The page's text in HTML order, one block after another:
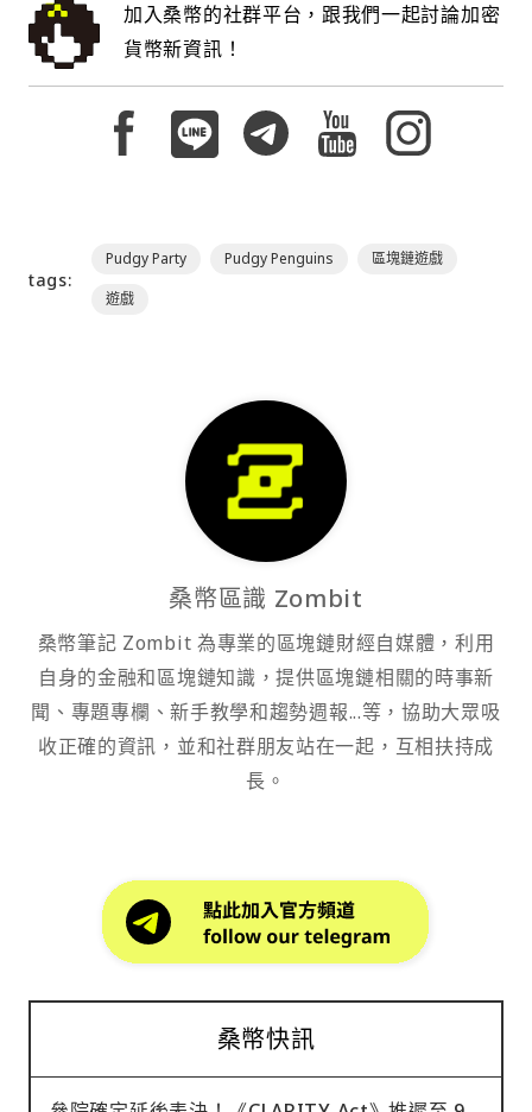
加入桑幣的社群平台，跟我們一起討論加密
貨幣新資訊！
tags:
Pudgy Party Pudgy Penguins
區塊鏈遊戲
遊戲
桑幣區識 Zombit
桑幣筆記 Zombit 為專業的區塊鏈財經自媒體，利用
自身的金融和區塊鏈知識，提供區塊鏈相關的時事新
聞、專題專欄、新手教學和趨勢週報...等，協助大眾吸
收正確的資訊，並和社群朋友站在一起，互相扶持成
長。
桑幣快訊